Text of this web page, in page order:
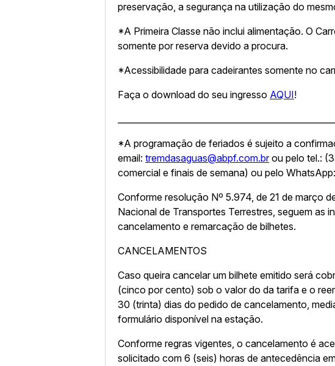
preservação, a segurança na utilização do
*A Primeira Classe não inclui alimentação. O
somente por reserva devido a procura.
*Acessibilidade para cadeirantes somente no
Faça o download do seu ingresso AQUI!
*A programação de feriados é sujeito a
email: tremdasaguas@abpf.com.brou pelo tel.:
comercial e finais de semana) ou pelo
Conforme resolução Nº 5.974, de 21 de março
Nacional de Transportes Terrestres, seguem as
cancelamento e remarcação de bilhetes.
CANCELAMENTOS
Caso queira cancelar um bilhete emitido será
(cinco por cento) sob o valor do da tarifa e o
30 (trinta) dias do pedido de cancelamento,
formulário disponível na estação.
Conforme regras vigentes, o cancelamento é
solicitado com 6 (seis) horas de antecedência